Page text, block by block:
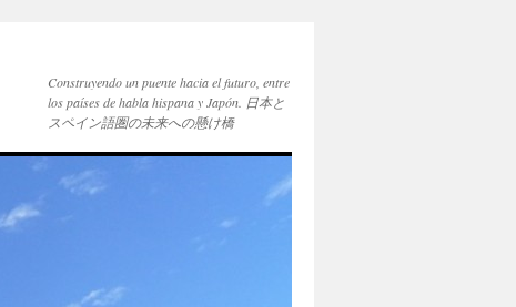
Construyendo un puente hacia el futuro, entre
los países de habla hispana y Japón. 日本と
スペイン語圏の未来への懸け橋